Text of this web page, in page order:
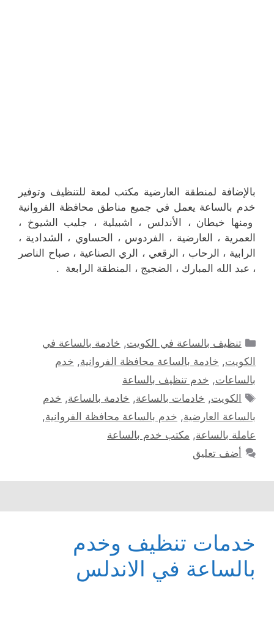
بالإضافة لمنطقة العارضية مكتب لمعة للتنظيف وتوفير
خدم بالساعة يعمل في جميع مناطق محافظة الفروانية
ومنها خيطان ، الأندلس ، اشبيلية ، جليب الشيوخ ،
العمرية ، العارضية ، الفردوس ، الحساوي ، الشدادية ،
الرابية ، الرحاب ، الرقعي ، الري الصناعية ، صباح الناصر
، عبد الله المبارك ، الضجيج ، المنطقة الرابعة .
التصنيفات
تنظيف بالساعة في الكويت, خادمة بالساعة في
الكويت, خادمة بالساعة محافظة الفروانية, خدم
بالساعات, خدم تنظيف بالساعة
الوسوم
الكويت, خادمات بالساعة, خادمة بالساعة, خدم
بالساعة العارضية, خدم بالساعة محافظة الفروانية,
عاملة بالساعة, مكتب خدم بالساعة
أضف تعليق
خدمات تنظيف وخدم
بالساعة في الاندلس